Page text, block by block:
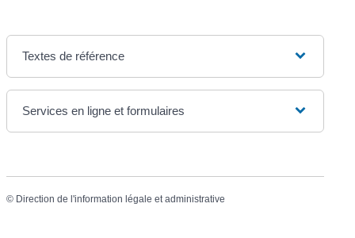
Textes de référence
Services en ligne et formulaires
© Direction de l'information légale et administrative